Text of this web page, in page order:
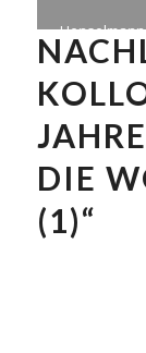
IE
1)“